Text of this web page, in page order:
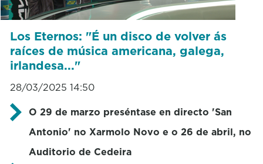
Los Eternos: "É un disco de volver ás
raíces de música americana, galega,
irlandesa..."
28/03/2025 14:50
O 29 de marzo preséntase en directo 'San
Antonio' no Xarmolo Novo e o 26 de abril, no
Auditorio de Cedeira